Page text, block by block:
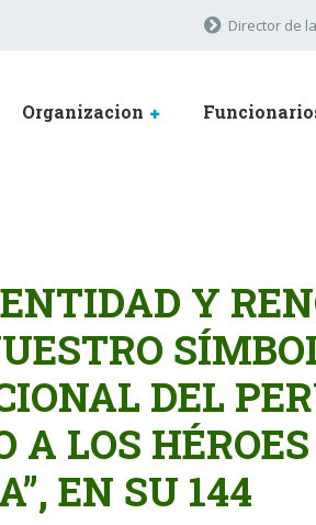
Director de la
Organizacion
Y
DEL
A LOS
EN SU 144